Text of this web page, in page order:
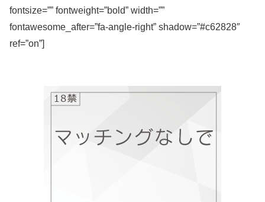
fontsize=”” fontweight=”bold” width=””
fontawesome_after=”fa-angle-right” shadow=”#c62828″
ref=”on”]